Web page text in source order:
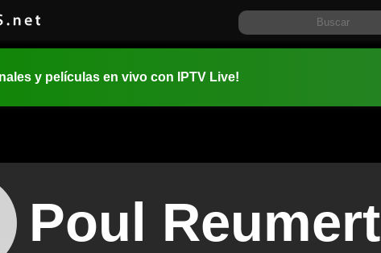
y películas en vivo con IPTV Live!
Poul Reumert